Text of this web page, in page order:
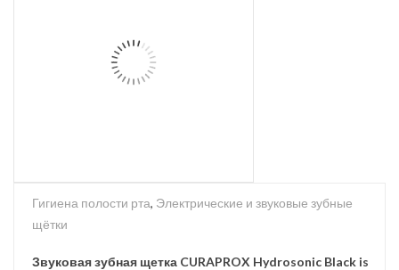
Гигиена полости рта, Электрические и звуковые зубные
щётки
Звуковая зубная щетка CURAPROX Hydrosonic Black is